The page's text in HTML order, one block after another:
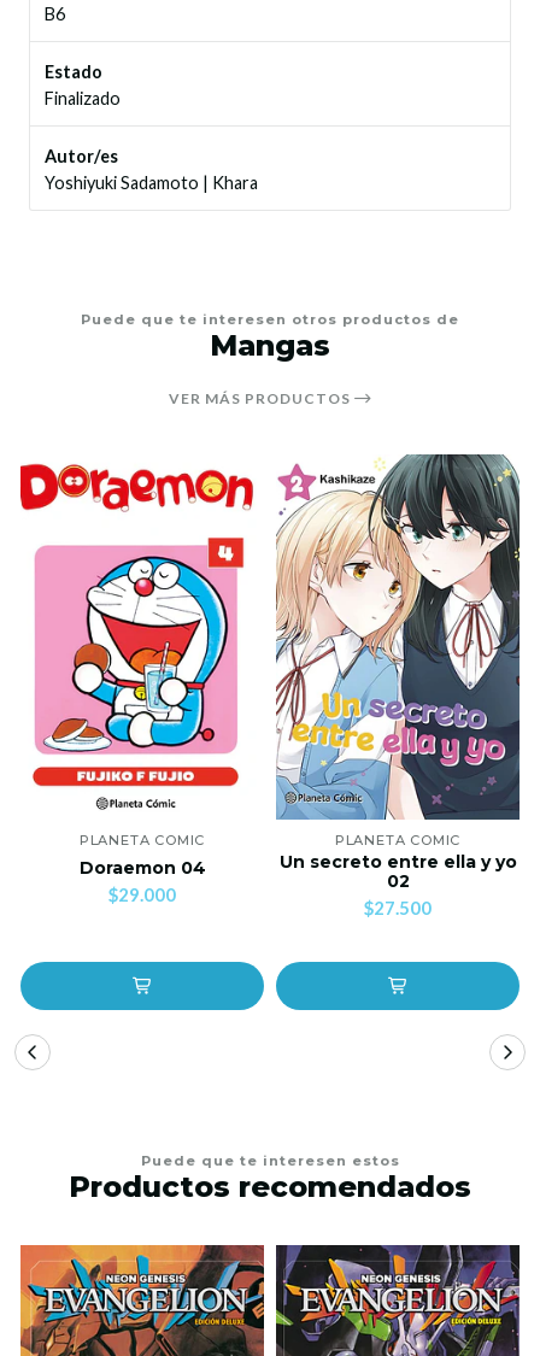
B6
Estado
Finalizado
Autor/es
Yoshiyuki Sadamoto | Khara
Puede que te interesen otros productos de
Mangas
VER MÁS PRODUCTOS
PLANETA COMIC
Doraemon 04
$29.000
PLANETA COMIC
Un secreto entre ella y yo
02
$27.500
Puede que te interesen estos
Productos recomendados